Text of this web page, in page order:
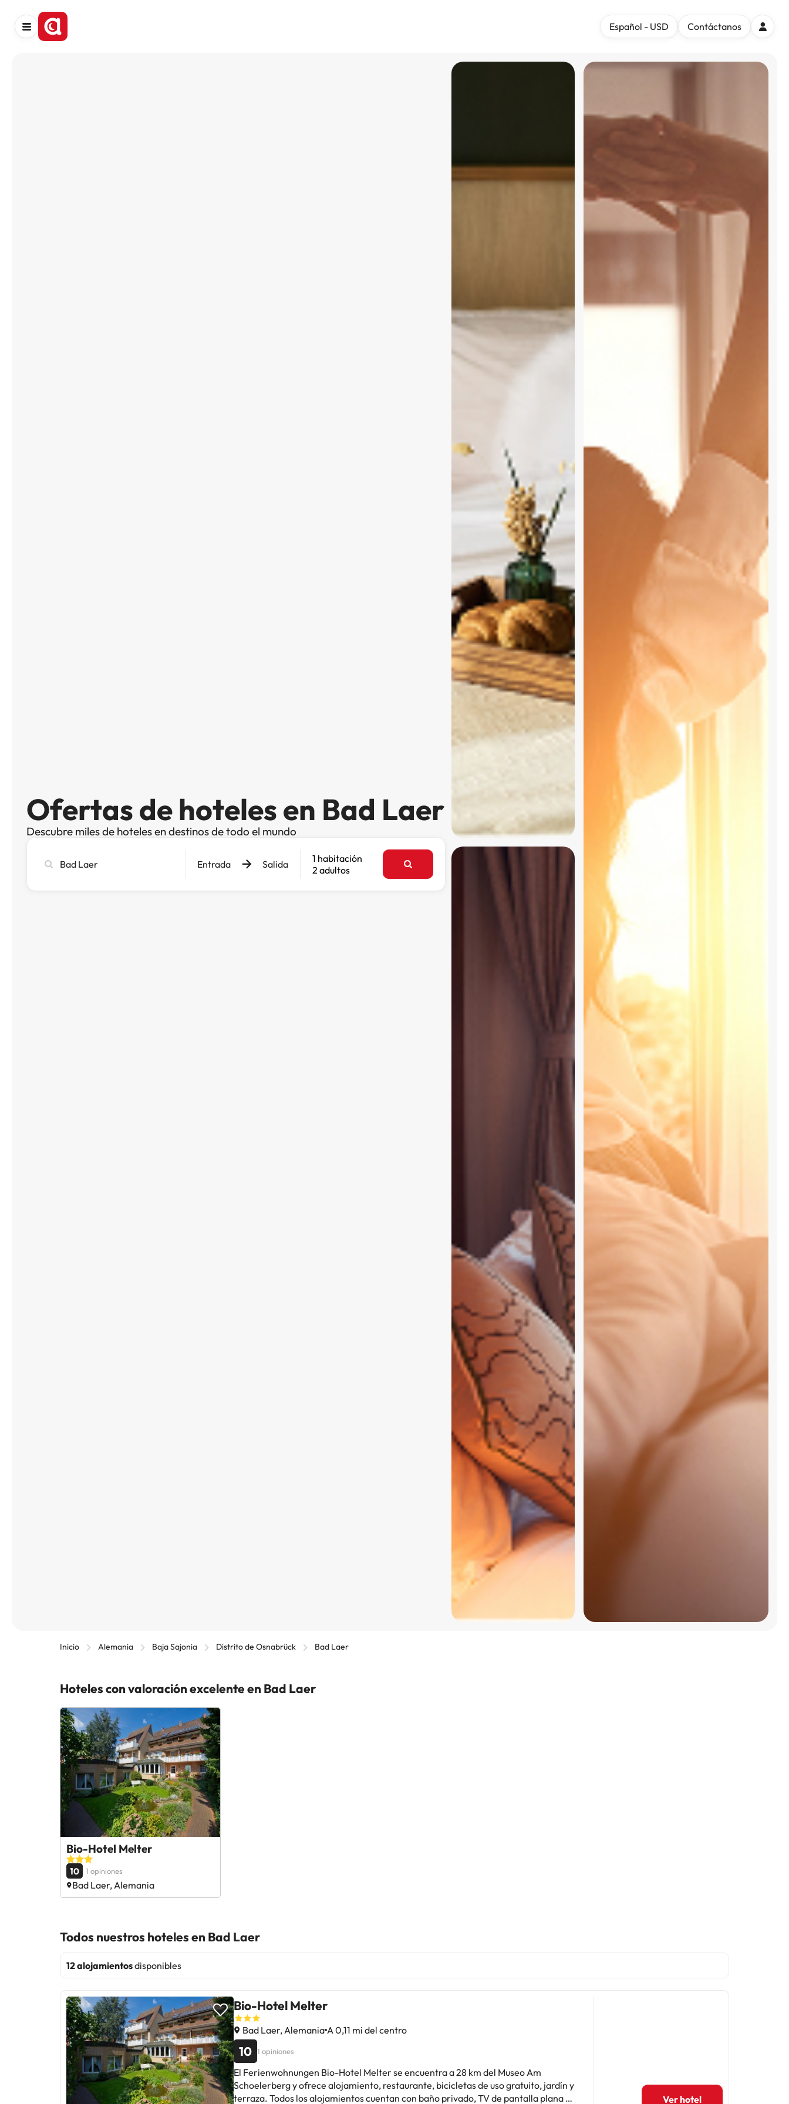
Español - USD Contáctanos
Ofertas de hoteles en Bad Laer
Descubre miles de hoteles en destinos de todo el mundo
ciudad,
Entrada Salida
1 habitación
2 adultos
Inicio Alemania Baja Sajonia Distrito de Osnabrück Bad Laer
Hoteles con valoración excelente en Bad Laer
Bio-Hotel Melter
10 1 opiniones
Bad Laer, Alemania
Todos nuestros hoteles en Bad Laer
12 alojamientosdisponibles
Bio-Hotel Melter
Bad Laer, Alemania A 0,11 mi del centro
10 1 opiniones
El Ferienwohnungen Bio-Hotel Melter se encuentra a 28 km del Museo Am
Schoelerberg y ofrece alojamiento, restaurante, bicicletas de uso gratuito, jardín y
terraza. Todos los alojamientos cuentan con baño privado, TV de pantalla plana y
Ver hotel